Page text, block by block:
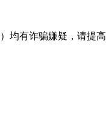
均有诈骗嫌疑，请提高